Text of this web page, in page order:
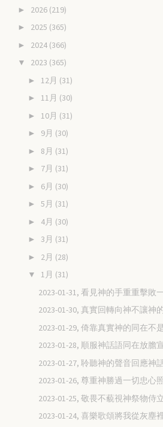
► 2026 (219)
► 2025 (365)
► 2024 (366)
▼ 2023 (365)
► 12月 (31)
► 11月 (30)
► 10月 (31)
► 9月 (30)
► 8月 (31)
► 7月 (31)
► 6月 (30)
► 5月 (31)
► 4月 (30)
► 3月 (31)
► 2月 (28)
▼ 1月 (31)
2023-01-31, 看見神的手重重擊敗
2023-01-30, 真實回轉向神不讓神
2023-01-29, 倚靠真實神的同在不
2023-01-28, 順服神話語同在放膽
2023-01-27, 聆聽神的聲音回應神
2023-01-26, 尊重神勝過一切忠心
2023-01-25, 敬畏不藐視神祭物侍
2023-01-24, 喜樂歌頌將我從灰塵